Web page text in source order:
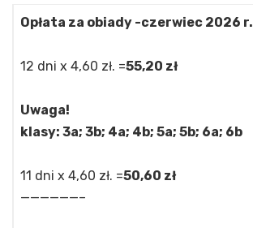
Opłata za obiady -czerwiec 2026 r.
12 dni x 4,60 zł. =55,20 zł
Uwaga!
klasy: 3a; 3b; 4a; 4b; 5a; 5b; 6a; 6b
11 dni x 4,60 zł. =50,60 zł
——————–